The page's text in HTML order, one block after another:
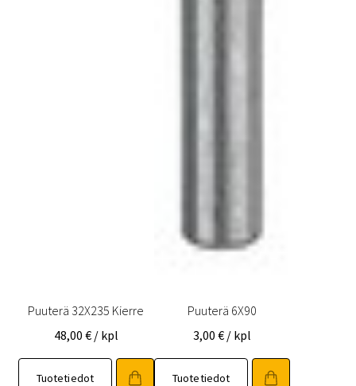
Puuterä 32X235 Kierre
48,00 € / kpl
Tuotetiedot
Puuterä 6X90
3,00€ / kpl
Tuotetiedot